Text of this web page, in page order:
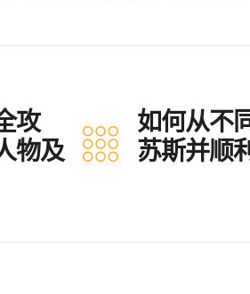
攻
物及
如何从不
苏斯并顺